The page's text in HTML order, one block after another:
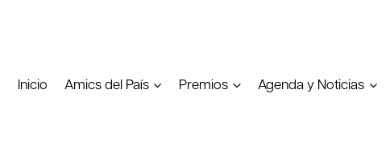
Inicio Amics del País Premios Agenda y Noticias